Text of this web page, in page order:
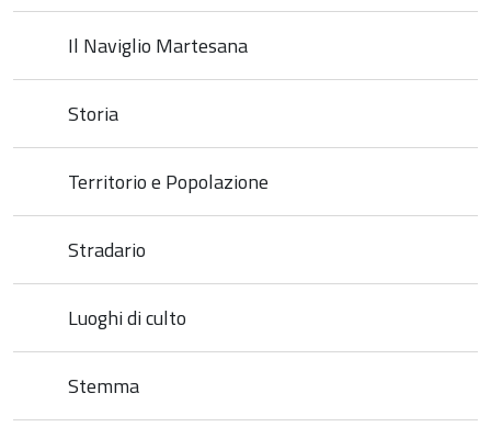
Il Naviglio Martesana
Storia
Territorio e Popolazione
Stradario
Luoghi di culto
Stemma